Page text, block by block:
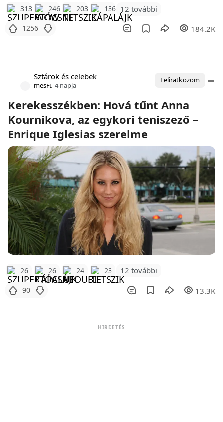
313 246 203 136 12 további
1256 184.2K
Sztárok és celebek
mesFI 4 napja
Feliratkozom
Kerekesszékben: Hová tűnt Anna
Kournikova, az egykori teniszező –
Enrique Iglesias szerelme
26 26 24 23 12 további
90 13.3K
HIRDETÉS